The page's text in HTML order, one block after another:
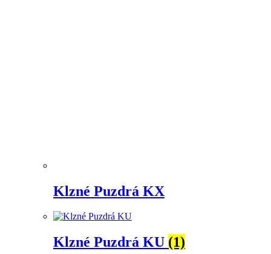
Klzné Puzdrá KX
Klzné Puzdrá KU (1)